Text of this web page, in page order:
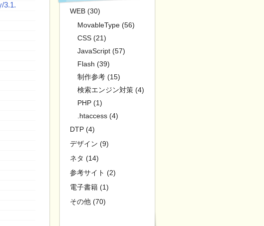
3.1.
WEB (30)
MovableType (56)
CSS (21)
JavaScript (57)
Flash (39)
制作参考 (15)
検索エンジン対策 (4)
PHP (1)
.htaccess (4)
DTP (4)
デザイン (9)
ネタ (14)
参考サイト (2)
電子書籍 (1)
その他 (70)